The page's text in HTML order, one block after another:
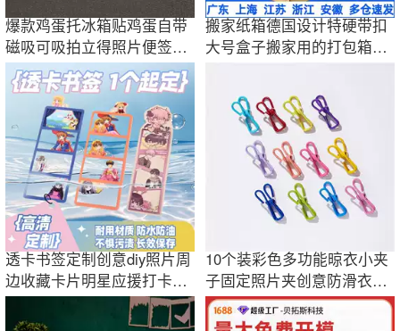
爆款鸡蛋托冰箱贴鸡蛋自带
磁吸可吸拍立得照片便签纸
创意可爱礼物
搬家纸箱德国设计特硬带扣
大号盒子搬家用的打包箱整
透卡书签定制创意diy照片周
边收藏卡片明星应援打卡标
签书签定做
10个装彩色多功能晾衣小夹
子固定照片夹创意防滑衣服
夹封口夹批发